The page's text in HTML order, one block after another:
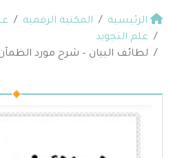
الرئيسية المكتبة الرقمية
علم التجويد
لطائف البيان – شرح مورد